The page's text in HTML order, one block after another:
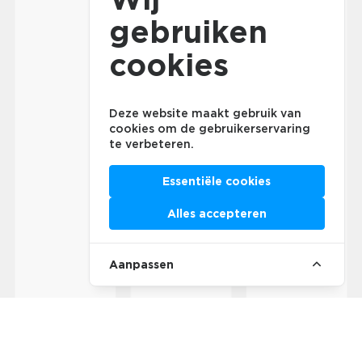
gebruiken
cookies
Deze website maakt gebruik van
cookies om de gebruikerservaring
te verbeteren.
Essentiële cookies
Alles accepteren
Aanpassen